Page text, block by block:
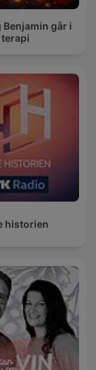
Benjamin går i
terapi
historien